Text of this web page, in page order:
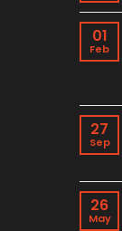
01
Feb
27
Sep
26
May